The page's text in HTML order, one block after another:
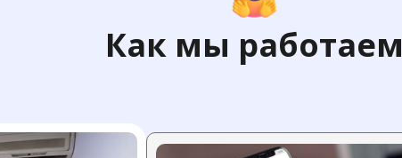
Как мы работаем